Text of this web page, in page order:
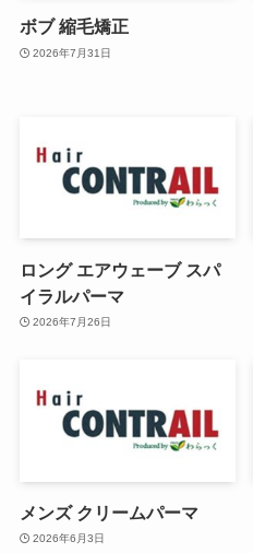
ボブ 縮毛矯正
2026年7月31日
ロング エアウェーブ スパ
イラルパーマ
2026年7月26日
メンズ クリームパーマ
2026年6月3日